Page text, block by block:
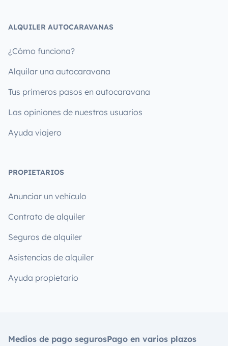
ALQUILER AUTOCARAVANAS
¿Cómo funciona?
Alquilar una autocaravana
Tus primeros pasos en autocaravana
Las opiniones de nuestros usuarios
Ayuda viajero
PROPIETARIOS
Anunciar un vehículo
Contrato de alquiler
Seguros de alquiler
Asistencias de alquiler
Ayuda propietario
Medios de pago segurosPago en varios plazos